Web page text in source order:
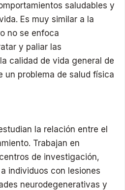
saludables y
Es muy similar a la
no se enfoca
y paliar las
calidad de vida general de
un problema de salud física
la relación entre el
Trabajan en
de investigación,
individuos con lesiones
neurodegenerativas y